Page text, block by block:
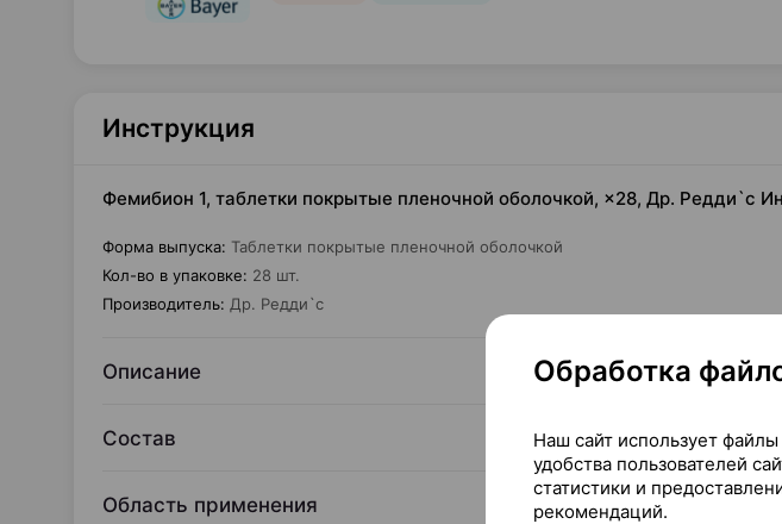
Инструкция
Фемибион 1, таблетки покрытые пленочной оболочкой, ×28, Др. Редди`с
Форма выпуска: Таблетки покрытые пленочной оболочкой
Кол-во в упаковке: 28 шт.
Производитель: Др. Редди`с
Описание
Состав
Область применения
Обработка
Наш сайт использует
удобства пользователей
статистики и
рекомендаций.